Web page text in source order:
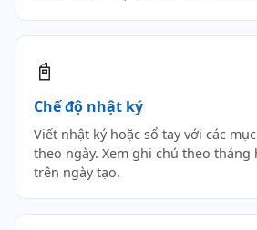
📓
Chế độ nhật ký
Viết nhật ký hoặc sổ tay với các
theo ngày. Xem ghi chú theo tháng
trên ngày tạo.